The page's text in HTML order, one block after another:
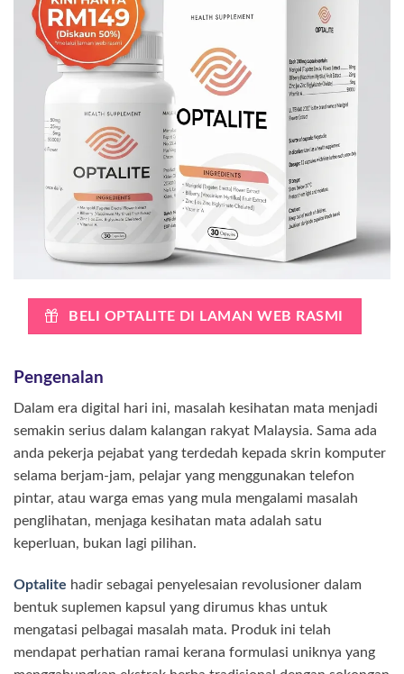
BELI OPTALITE DI LAMAN WEB RASMI
Pengenalan
Dalam era digital hari ini, masalah kesihatan mata menjadi
semakin serius dalam kalangan rakyat Malaysia. Sama ada
anda pekerja pejabat yang terdedah kepada skrin komputer
selama berjam-jam, pelajar yang menggunakan telefon
pintar, atau warga emas yang mula mengalami masalah
penglihatan, menjaga kesihatan mata adalah satu
keperluan, bukan lagi pilihan.
Optalite hadir sebagai penyelesaian revolusioner dalam
bentuk suplemen kapsul yang dirumus khas untuk
mengatasi pelbagai masalah mata. Produk ini telah
mendapat perhatian ramai kerana formulasi uniknya yang